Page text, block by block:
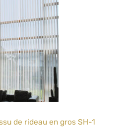
de rideau en gros SH-1